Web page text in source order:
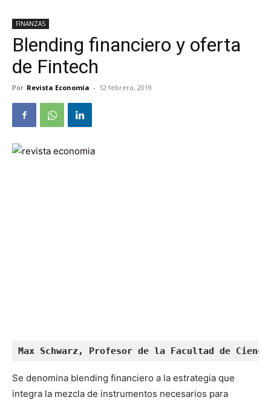
FINANZAS
Blending financiero y oferta
de Fintech
Por Revista Economía - 12 febrero, 2019
Max Schwarz, Profesor de la Facultad de
Se denomina blending financiero a la estrategia que
integra la mezcla de instrumentos necesarios para